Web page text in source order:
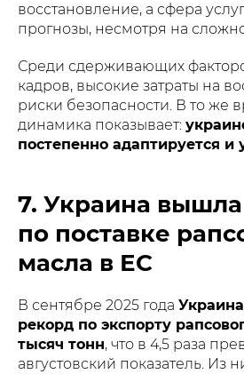
восстановление, а сфера
прогнозы, несмотря на
Среди сдерживающих
кадров, высокие затраты на
риски безопасности. В то же
динамика показывает:
постепенно адаптируется и
7. Украина
по поставке
масла в ЕС
В сентябре 2025 года
рекорд по экспорту
тысяч тонн, что в 4,5 раза
августовский показатель. Из